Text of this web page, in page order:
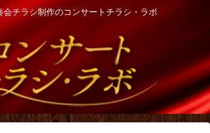
会チラシ制作のコンサートチラシ・ラボ